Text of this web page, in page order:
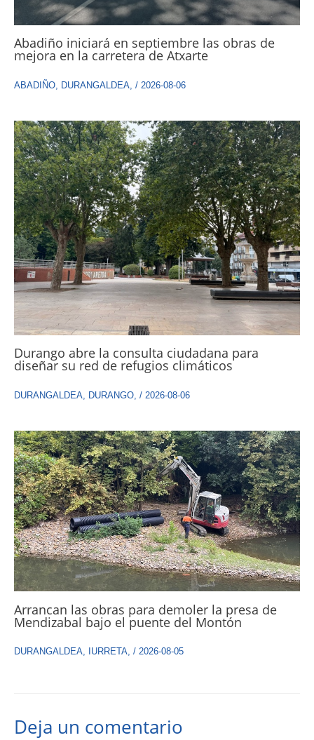
Abadiño iniciará en septiembre las obras de
mejora en la carretera de Atxarte
ABADIÑO DURANGALDEA / 2026-08-06
Durango abre la consulta ciudadana para
diseñar su red de refugios climáticos
DURANGALDEA DURANGO / 2026-08-06
Arrancan las obras para demoler la presa de
Mendizabal bajo el puente del Montón
DURANGALDEA, IURRETA, / 2026-08-05
Deja un comentario